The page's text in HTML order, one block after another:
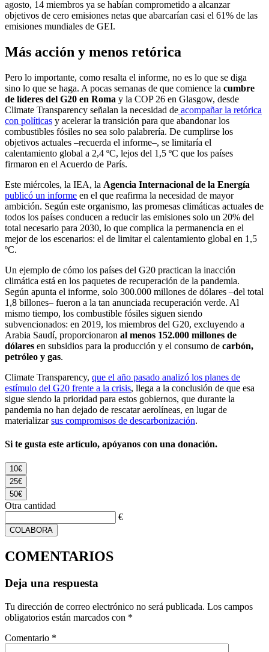
agosto, 14 miembros ya se habían comprometido a alcanzar
objetivos de cero emisiones netas que abarcarían casi el 61% de las
emisiones mundiales de GEI.
Más acción y menos retórica
Pero lo importante, como resalta el informe, no es lo que se diga
sino lo que se haga. A pocas semanas de que comience la cumbre
de líderes del G20 en Roma y la COP 26 en Glasgow, desde
Climate Transparency señalan la necesidad de acompañar la retórica
con políticas y acelerar la transición para que abandonar los
combustibles fósiles no sea solo palabrería. De cumplirse los
objetivos actuales –recuerda el informe–, se limitaría el
calentamiento global a 2,4 ºC, lejos del 1,5 ºC que los países
firmaron en el Acuerdo de París.
Este miércoles, la IEA, la Agencia Internacional de la Energía
publicó un informe en el que reafirma la necesidad de mayor
ambición. Según este organismo, las promesas climáticas actuales de
todos los países conducen a reducir las emisiones solo un 20% del
total necesario para 2030, lo que complica la permanencia en el
mejor de los escenarios: el de limitar el calentamiento global en 1,5
ºC.
Un ejemplo de cómo los países del G20 practican la inacción
climática está en los paquetes de recuperación de la pandemia.
Según apunta el informe, solo 300.000 millones de dólares –del total
1,8 billones– fueron a la tan anunciada recuperación verde. Al
mismo tiempo, los combustible fósiles siguen siendo
subvencionados: en 2019, los miembros del G20, excluyendo a
Arabia Saudí, proporcionaron al menos 152.000 millones de
dólares en subsidios para la producción y el consumo de carbón,
petróleo y gas.
Climate Transparency, que el año pasado analizó los planes de
estímulo del G20 frente a la crisis, llega a la conclusión de que esa
sigue siendo la prioridad para estos gobiernos, que durante la
pandemia no han dejado de rescatar aerolíneas, en lugar de
materializarsus compromisos de descarbonización.
Si te gusta este artículo, apóyanos con una donación.
10€
25€
50€
Otra cantidad
€
COLABORA
COMENTARIOS
Deja una respuesta
Tu dirección de correo electrónico no será publicada. Los campos
obligatorios están marcados con *
Comentario *